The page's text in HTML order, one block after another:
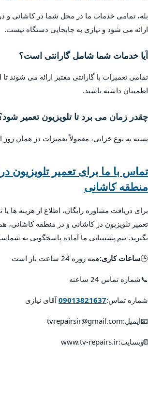
بله، تمامی خدمات ما در محل شما در کاشانی و
ارائه می شود و نیازی به جابجایی دستگاه نیست.
آیا خدمات شما شامل گارانتی است؟
تمامی تعمیرات با گارانتی معتبر ارائه می شوند
اطمینان داشته باشید.
چقدر زمان می برد تا تلویزیون تعمیر
بسته به نوع خرابی، معمولاً تعمیرات در همان
تماس با ما برای تعمیر تلویزیون
منطقه کاشانی
برای دریافت مشاوره رایگان، اطلاع از هزینه ها
تعمیر تلویزیون در کاشانی و در منطقه کاشانی،
بگیرید. تیم پشتیبانی ما آماده پاسخگویی به
🕒ساعات کاری:همه روزه 24 ساعت باز است
📞شماره تماس 24 ساعته
شماره تماس:09013821637آقای نیازی
📧ایمیل:tvrepairsir@gmail.com
🌐وبسایت:www.tv-repairs.ir